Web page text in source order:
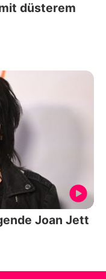
düsterem
Joan Jett